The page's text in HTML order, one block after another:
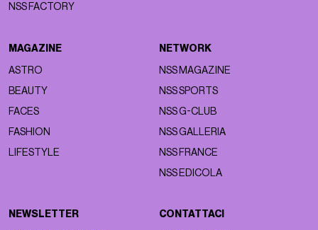
NSS FACTORY
MAGAZINE
ASTRO
BEAUTY
FACES
FASHION
LIFESTYLE
NETWORK
NSS MAGAZINE
NSS SPORTS
NSS G-CLUB
NSS GALLERIA
NSS FRANCE
NSS EDICOLA
NEWSLETTER CONTATTACI